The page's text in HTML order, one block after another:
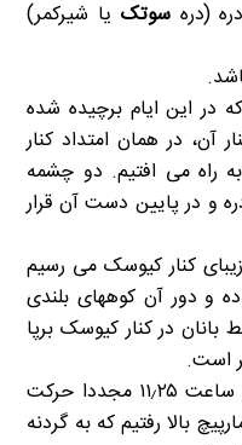
(درهسوتک یا شیرکمر)
در این ایام برچیده شده
آن، در همان امتداد کنار
راه می افتیم. دو چشمه
و در پایین دست آن قرار
و زیبای کنار کیوسک می رسیم
و دور آن کوههای بلندی
بانان در کنار کیوسک برپا
پس از استراحت و برداشتن آب در ساعت ۱۱٫۲۵ مجددا حرکت
بالا رفتیم که به گردنه